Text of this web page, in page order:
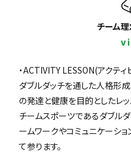
チーム
・ACTIVITY LESSON(アクティ
ダブルダッチを通した人格形
の発達と健康を目的としたレッ
チームスポーツであるダブルダ
ームワークやコミュニケーシ
て参ります。